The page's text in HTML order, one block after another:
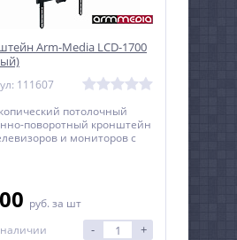
Arm-Media LCD-1700
111607
потолочный
поворотный кронштейн
и мониторов с
руб. за шт
- +